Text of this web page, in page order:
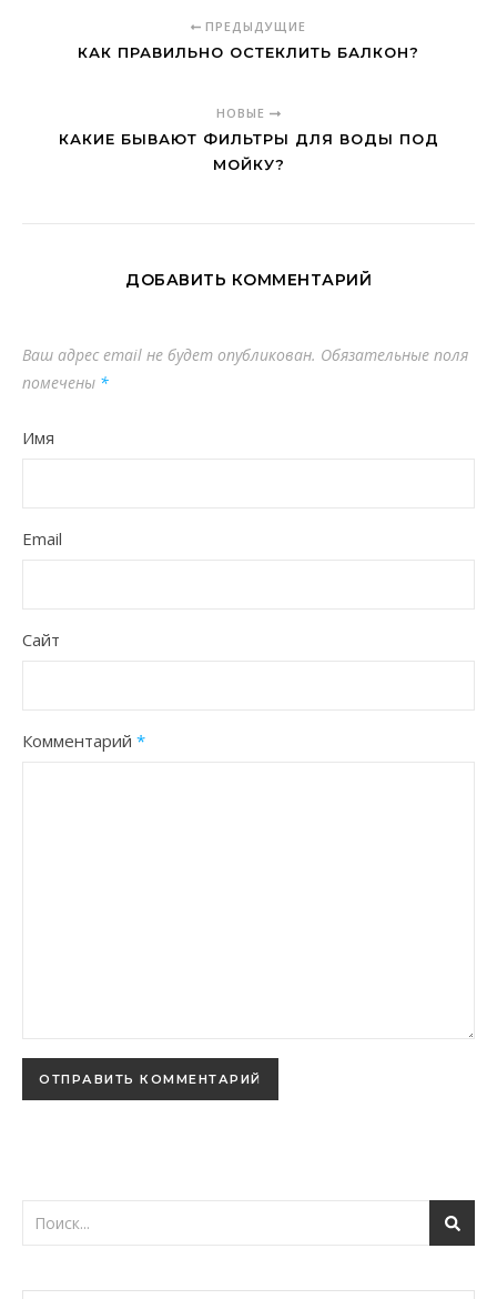
ПРЕДЫДУЩИЕ
КАК ПРАВИЛЬНО ОСТЕКЛИТЬ БАЛКОН?
НОВЫЕ
КАКИЕ БЫВАЮТ ФИЛЬТРЫ ДЛЯ ВОДЫ ПОД
МОЙКУ?
ДОБАВИТЬ КОММЕНТАРИЙ
Ваш адрес email не будет опубликован. Обязательные поля
помечены *
Имя
Email
Сайт
Комментарий *